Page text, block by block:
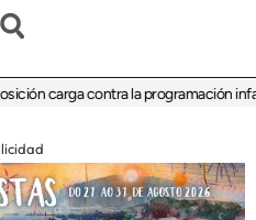
carga contra la programación infantil